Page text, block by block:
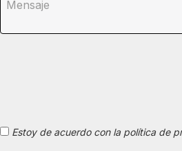
Estoy de acuerdo con la política de